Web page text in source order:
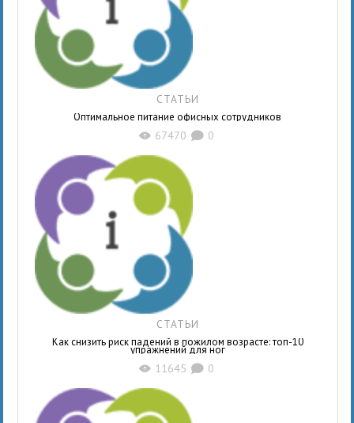
СТАТЬИ
Оптимальное питание офисных сотрудников
X 67470 K 0
СТАТЬИ
Как снизить риск падений в пожилом возрасте: топ-10
упражнений для ног
X 11645 K 0